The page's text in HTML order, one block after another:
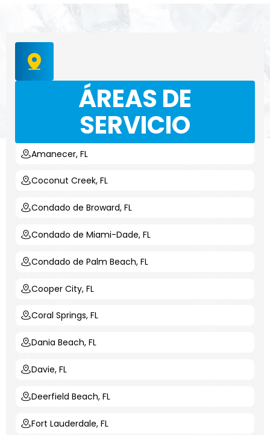
ÁREAS DE
SERVICIO
Amanecer, FL
Coconut Creek, FL
Condado de Broward, FL
Condado de Miami-Dade, FL
Condado de Palm Beach, FL
Cooper City, FL
Coral Springs, FL
Dania Beach, FL
Davie, FL
Deerfield Beach, FL
Fort Lauderdale, FL